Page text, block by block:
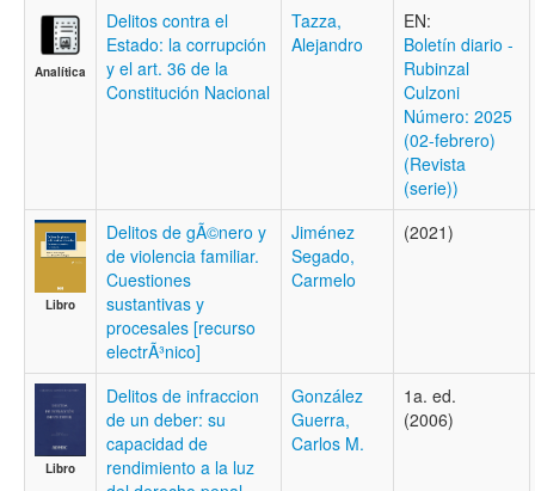
Analítica
Delitos contra el
Estado: la corrupción
y el art. 36 de la
Constitución Nacional
Tazza,
Alejandro
EN:
Boletí­n diario -
Rubinzal
Culzoni
Número: 2025
(02-febrero)
(Revista
(serie))
Libro
Delitos de gÃ©nero y
de violencia familiar.
Cuestiones
sustantivas y
procesales [recurso
electrÃ³nico]
Jiménez
Segado,
Carmelo
(2021)
Libro
Delitos de infraccion
de un deber: su
capacidad de
rendimiento a la luz
González
Guerra,
Carlos M.
1a. ed.
(2006)